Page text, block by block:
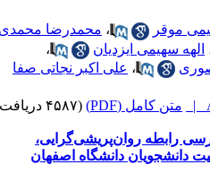
موقر ،محمدرضا محمدی
سهیمی ایزدیان
،
،علی اکبر نجاتی صفا
متن کامل (PDF) (۴۵۸۷ دریافت)
رابطه روان‌پریشی‌گرایی،
دانشجویان دانشگاه اصفهان